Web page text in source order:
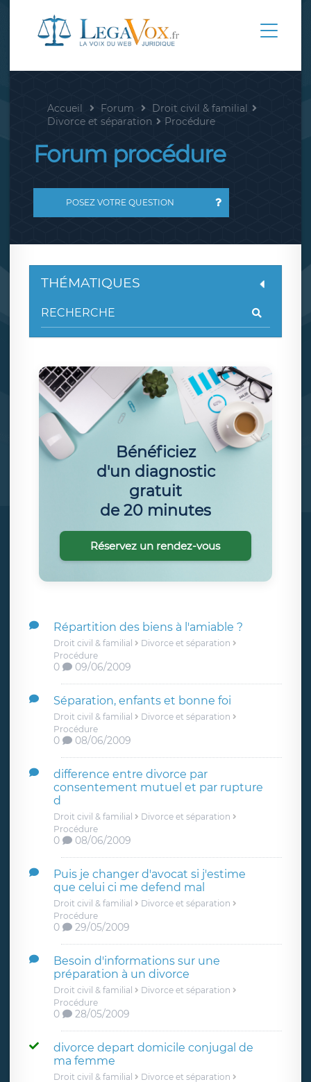
Accueil Forum
Droit civil & familial
Divorce et séparation
Procédure
Forum procédure
POSEZ VOTRE QUESTION
Répartition des biens à l'amiable ?
Droit civil & familial
Divorce et séparation
Procédure
0 09/06/2009
Séparation, enfants et bonne foi
Droit civil & familial
Divorce et séparation
Procédure
0 08/06/2009
difference entre divorce par
consentement mutuel et par rupture
d
Droit civil & familial
Divorce et séparation
Procédure
0 08/06/2009
Puis je changer d'avocat si j'estime
que celui ci me defend mal
Droit civil & familial
Divorce et séparation
Procédure
0 29/05/2009
Besoin d'informations sur une
préparation à un divorce
Droit civil & familial
Divorce et séparation
Procédure
0 28/05/2009
divorce depart domicile conjugal de
ma femme
Droit civil & familial
Divorce et séparation
THÉMATIQUES
Bénéficiez
d'un diagnostic
gratuit
de 20 minutes
Réservez un rendez-vous